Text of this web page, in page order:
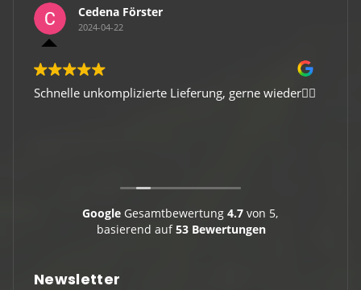
Cedena Förster
2024-04-22
Schnelle unkomplizierte Lieferung, gerne wieder👍🏻
GoogleGesamtbewertung 4.7von 5,
basierend auf53 Bewertungen
Newsletter